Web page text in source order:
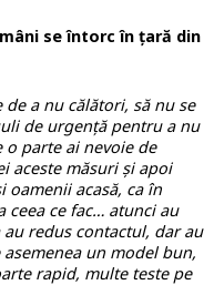
se întorc în țară din
a nu călători, să nu se
de urgență pentru a nu
parte ai nevoie de
aceste măsuri și apoi
oamenii acasă, ca în
ceea ce fac… atunci au
redus contactul, dar au
un model bun,
rapid, multe teste pe